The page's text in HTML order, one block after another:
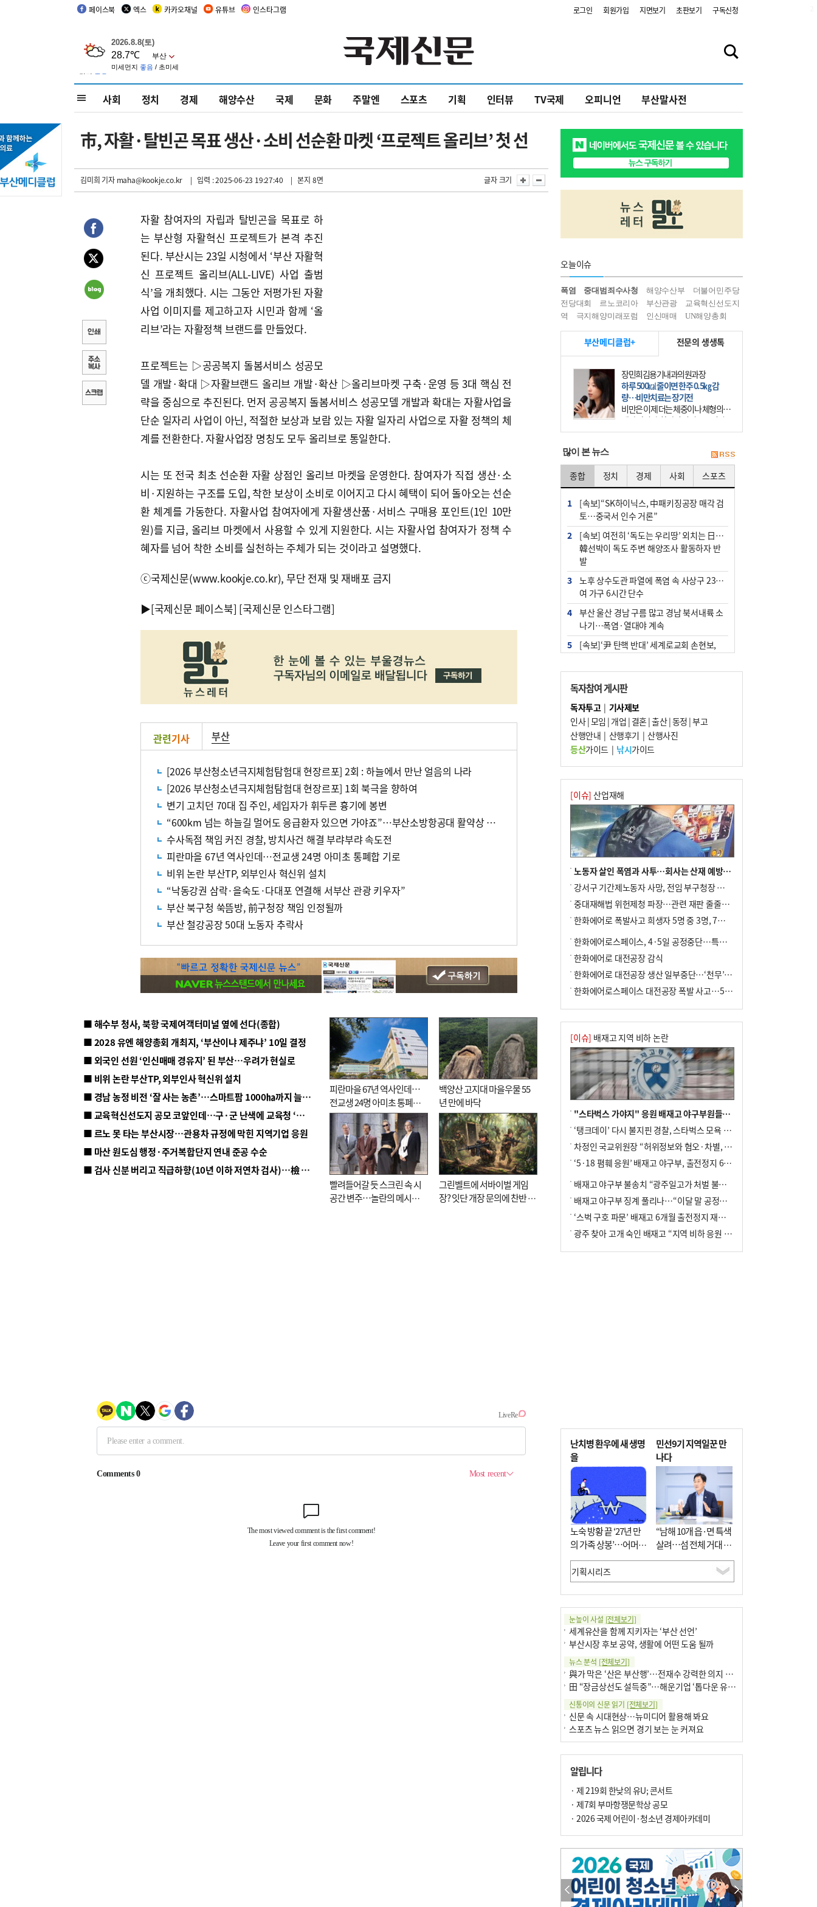
페이스북 엑스 카카오채널 유튜브 인스타그램 로그인 회원가입 지면보기 초판보기 구독신청
사회 정치 경제 해양수산 국제 문화 주말엔 스포츠 기획 인터뷰 TV국제 오피니언 부산말사전
市, 자활·탈빈곤 목표 생산·소비 선순환 마켓 ‘프로젝트 올리브’ 첫 선
김미희 기자maha@kookje.co.kr | 입력 : 2025-06-23 19:27:40 | 본지 8면 글자 크기
자활 참여자의 자립과 탈빈곤을 목표로 하
는 부산형 자활혁신 프로젝트가 본격 추진
된다. 부산시는 23일 시청에서 ‘부산 자활혁
신 프로젝트 올리브(ALL-LIVE) 사업 출범
식’을 개최했다. 시는 그동안 저평가된 자활
사업 이미지를 제고하고자 시민과 함께 ‘올
리브’라는 자활정책 브랜드를 만들었다.
프로젝트는 ▷공공복지 돌봄서비스 성공모
델 개발·확대 ▷자활브랜드 올리브 개발·확산 ▷올리브마켓 구축·운영 등 3대 핵심 전
략을 중심으로 추진된다. 먼저 공공복지 돌봄서비스 성공모델 개발과 확대는 자활사업을
단순 일자리 사업이 아닌, 적절한 보상과 보람 있는 자활 일자리 사업으로 자활 정책의 체
계를 전환한다. 자활사업장 명칭도 모두 올리브로 통일한다.
시는 또 전국 최초 선순환 자활 상점인 올리브 마켓을 운영한다. 참여자가 직접 생산·소
비·지원하는 구조를 도입, 착한 보상이 소비로 이어지고 다시 혜택이 되어 돌아오는 선순
환 체계를 가동한다. 자활사업 참여자에게 자활생산품·서비스 구매용 포인트(1인 10만
원)를 지급, 올리브 마켓에서 사용할 수 있게 지원한다. 시는 자활사업 참여자가 정책 수
혜자를 넘어 착한 소비를 실천하는 주체가 되는 것이라고 설명했다.
ⓒ국제신문(www.kookje.co.kr), 무단 전재 및 재배포 금지
▶[국제신문 페이스북] [국제신문 인스타그램]
관련기사 부산
[2026 부산청소년극지체험탐험대 현장르포] 2회 : 하늘에서 만난 얼음의 나라
[2026 부산청소년극지체험탐험대 현장르포] 1회 북극을 향하여
변기 고치던 70대 집 주인, 세입자가 휘두른 흉기에 봉변
“600km 넘는 하늘길 멀어도 응급환자 있으면 가야죠”…부산소방항공대 활약상 눈길
수사독점 책임 커진 경찰, 방치사건 해결 부랴부랴 속도전
피란마을 67년 역사인데…전교생 24명 아미초 통폐합 기로
비위 논란 부산TP, 외부인사 혁신위 설치
“낙동강권 삼락·을숙도·다대포 연결해 서부산 관광 키우자”
부산 북구청 쑥뜸방, 前구청장 책임 인정될까
부산 철강공장 50대 노동자 추락사
■ 해수부 청사, 북항 국제여객터미널 옆에 선다(종합)
■ 2028 유엔 해양총회 개최지, ‘부산이냐 제주냐’ 10일 결정
■ 외국인 선원 ‘인신매매 경유지’ 된 부산…우려가 현실로
■ 비위 논란 부산TP, 외부인사 혁신위 설치
■ 경남 농정 비전 ‘잘 사는 농촌’…스마트팜 1000㏊까지 늘린다
■ 교육혁신선도지 공모 코앞인데…구·군 난색에 교육청 ‘쩔쩔’
■ 르노 못 타는 부산시장…관용차 규정에 막힌 지역기업 응원
■ 마산 원도심 행정·주거복합단지 연내 준공 수순
■ 검사 신분 버리고 직급하향(10년 이하 저연차 검사)…檢 중수청행 기피
피란마을 67년 역사인데…
전교생 24명 아미초 통폐합
기로
백양산 고지대 마을우물 55
년 만에 바닥
빨려들어갈 듯 스크린 속 시
공간 변주…놀란의 메시지
그린벨트에 서바이벌 게임
장? 잇단 개장 문의에 찬반 논
오늘이슈
폭염 중대범죄수사청 해양수산부
더불어민주당
전당대회
르노코리아 부산관광
교육혁신선도지
역
극지해양미래포럼 인신매매 UN해양총회
부산메디클럽+ 전문의 생생톡
장민희김용기내과의원과장
하루 500㎉ 줄이면 한주 0.5㎏ 감
량…비만치료는 장기전
비만은 이제 더는 체중이나 체형의 문
제가 아니다. 하나의 질병으로 인지
하고 치료와 관리를 해야 한다. 세계
많이 본 뉴스
종합 정치 경제 사회 스포츠
1
[속보]“SK하이닉스, 中패키징공장 매각 검
토…중국서 인수 거론”
2
[속보] 여전히 ‘독도는 우리땅’ 외치는 日…
韓선박이 독도 주변 해양조사 활동하자 반
발
3
노후 상수도관 파열에 폭염 속 사상구 2300
여 가구 6시간 단수
4
부산 울산 경남 구름 많고 경남 북서내륙 소
나기…폭염·열대야 계속
5
[속보]‘尹 탄핵 반대’ 세계로교회 손현보,
군사기밀 유출자 색출 지시
7
부산 주유소 휘발유 평균가 ℓ당 1849원…
전주보다 3원 ↓
8
[속보] ‘심판 성접대’ 논란 축구협회 공식 사
과…“현재는 부적절 행위 없어”
10 "올해 코스피 사이드카 43회 중 25회는 삼
전닉스 ETF 이후 발생"
독자참여 게시판
독자투고| 기사제보
인사|모임 | 개업 | 결혼|출산|동정 |부고
산행안내 | 산행후기 | 산행사진
등산가이드| 낚시가이드
[이슈] 산업재해
노동자 살인 폭염과 사투…회사는 산재 예방·전기료 절감 전력
강서구 기간제노동자 사망, 전임 부구청장 檢 송치
중대재해법 위헌제청 파장…관련 재판 줄줄이 브레이크
한화에어로 폭발사고 희생자 5명 중 3명, 7일 영면
한화에어로스페이스, 4·5일 공정중단…특별 안전점검
한화에어로 대전공장 감식
한화에어로 대전공장 생산 일부중단…‘천무’ 수출 비상
한화에어로스페이스 대전공장 폭발 사고…5명 사망·2명 부상(종합)
[이슈] 배재고 지역 비하 논란
"스타벅스 가야지" 응원 배재고 야구부원들, 학교서 징계 처분
‘탱크데이’ 다시 불지핀 경찰, 스타벅스 모욕 혐의 압수수색
차정인 국교위원장 “허위정보와 혐오·차별, 학교 교실까지 유입"
‘5·18 폄훼 응원’ 배재고 야구부, 출전정지 6개월→1개월 감경
배재고 야구부 불송치 “광주일고가 처벌 불원 의사 표해”
배재고 야구부 징계 풀리나…“이달 말 공정위서 재심의”
‘스벅 구호 파문’ 배재고 6개월 출전정지 재심 신청키로
광주 찾아 고개 숙인 배재고 “지역 비하 응원 잘못”(종합)
난치병 환우에 새 생명
을
노숙 방황 끝 ‘27년 만
의 가족 상봉’…어머니
와 행복 꿈꿔
민선9기 지역일꾼 만
나다
“남해 10개 읍·면 특색
살려…섬 전체 거대 정
원으로 조성”
눈높이 사설 [전체보기]
세계유산을 함께 지키자는 ‘부산 선언’
부산시장 후보 공약, 생활에 어떤 도움 될까
뉴스 분석 [전체보기]
與가 막은 ‘산은 부산행’…전재수 강력한 의지 표명 없인 공염불
田 “장금상선도 설득중”…해운기업 ‘톱다운 유치전’ 가속
신통이의 신문 읽기 [전체보기]
신문 속 시대현상…뉴미디어 활용해 봐요
스포츠 뉴스 읽으면 경기 보는 눈 커져요
구·군 승진 축하화분 관행 없애자니 소상공인 울상
팩트체크[전체보기]
의령 한우산 털중나리
한 손 뉴스[전체보기]
시민이 개발한 폭염 대응 앱 ‘그늘로’ 길안내 지도 등 인기
골목 맛집 발굴 고메 셀렉션…부산시, 페스티벌 시월 연계
알립니다
· 제 219회 한낮의 유U; 콘서트
· 제7회 부마항쟁문학상 공모
· 2026 국제 어린이·청소년 경제아카데미